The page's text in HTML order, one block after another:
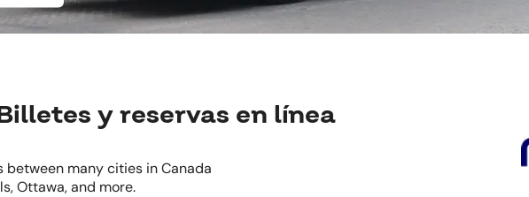
y reservas en línea
between many cities in Canada
Ottawa, and more.